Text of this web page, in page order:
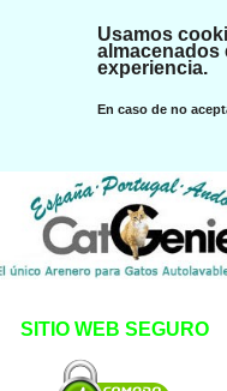
Usamos
almacenados
experiencia.
En caso de no
SITIO WEB SEGURO